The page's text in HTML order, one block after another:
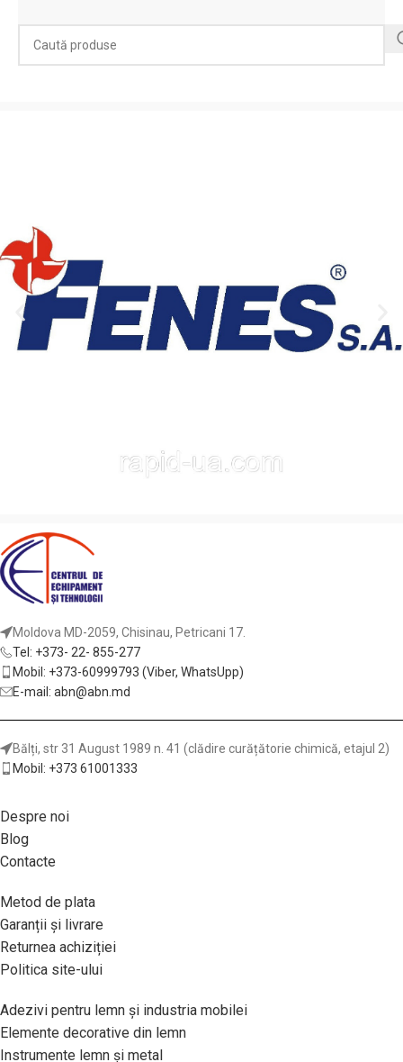
Moldova MD-2059, Chisinau, Petricani 17.
Tel: +373- 22- 855-277
Mobil: +373-60999793 (Viber, WhatsUpp)
E-mail: abn@abn.md
Bălți, str 31 August 1989 n. 41 (clădire curățătorie chimică, etajul 2)
Mobil: +373 61001333
Despre noi
Blog
Contacte
Metod de plata
Garanții și livrare
Returnea achiziției
Politica site-ului
Adezivi pentru lemn și industria mobilei
Elemente decorative din lemn
Instrumente lemn și metal